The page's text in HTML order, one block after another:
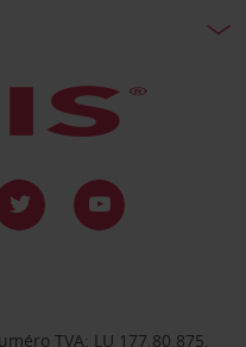
TVA: LU 177.80.875,